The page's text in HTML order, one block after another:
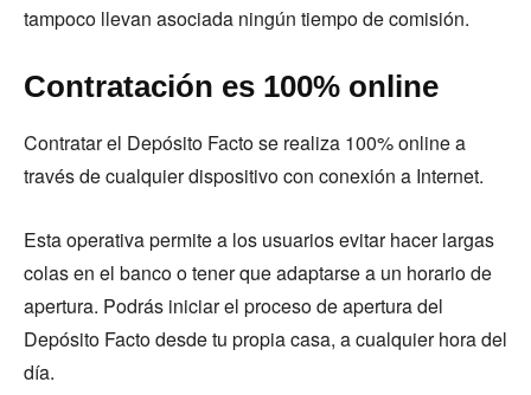
tampoco llevan asociada ningún tiempo de comisión.
Contratación es 100% online
Contratar el Depósito Facto se realiza 100% online a
través de cualquier dispositivo con conexión a Internet.
Esta operativa permite a los usuarios evitar hacer largas
colas en el banco o tener que adaptarse a un horario de
apertura. Podrás iniciar el proceso de apertura del
Depósito Facto desde tu propia casa, a cualquier hora del
día.